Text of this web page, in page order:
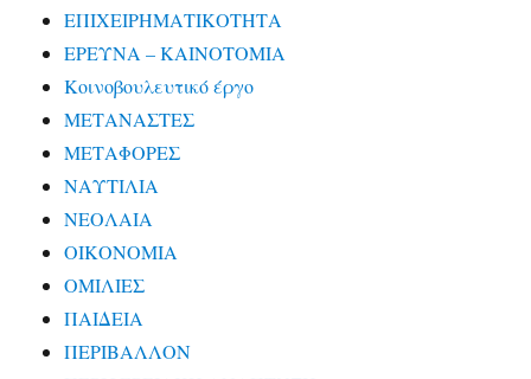
ΕΠΙΧΕΙΡΗΜΑΤΙΚΟΤΗΤΑ
ΕΡΕΥΝΑ – ΚΑΙΝΟΤΟΜΙΑ
Κοινοβουλευτικό έργο
ΜΕΤΑΝΑΣΤΕΣ
ΜΕΤΑΦΟΡΕΣ
ΝΑΥΤΙΛΙΑ
ΝΕΟΛΑΙΑ
ΟΙΚΟΝΟΜΙΑ
ΟΜΙΛΙΕΣ
ΠΑΙΔΕΙΑ
ΠΕΡΙΒΑΛΛΟΝ